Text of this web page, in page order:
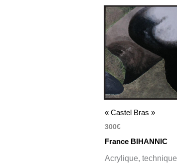
« Castel Bras »
300€
France BIHANNIC
Acrylique, technique